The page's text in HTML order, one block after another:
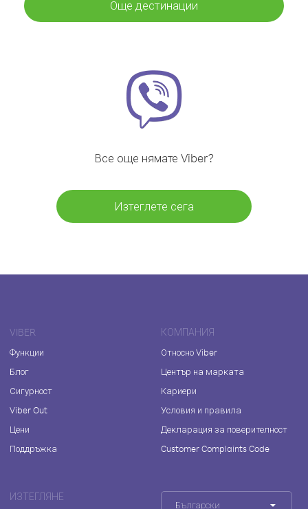
Още дестинации
Все още нямате Viber?
Изтеглете сега
VIBER
Функции
Блог
Сигурност
Viber Out
Цени
Поддръжка
КОМПАНИЯ
Относно Viber
Център на марката
Кариери
Условия и правила
Декларация за поверителност
Customer Complaints Code
ИЗТЕГЛЯНЕ
Български